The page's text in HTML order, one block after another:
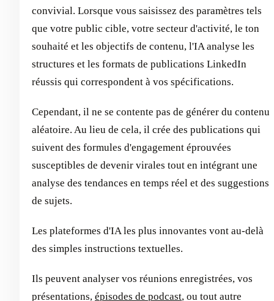
convivial. Lorsque vous saisissez des paramètres tels
que votre public cible, votre secteur d'activité, le ton
souhaité et les objectifs de contenu, l'IA analyse les
structures et les formats de publications LinkedIn
réussis qui correspondent à vos spécifications.
Cependant, il ne se contente pas de générer du contenu
aléatoire. Au lieu de cela, il crée des publications qui
suivent des formules d'engagement éprouvées
susceptibles de devenir virales tout en intégrant une
analyse des tendances en temps réel et des suggestions
de sujets.
Les plateformes d'IA les plus innovantes vont au-delà
des simples instructions textuelles.
Ils peuvent analyser vos réunions enregistrées, vos
présentations, épisodes de podcast, ou tout autre